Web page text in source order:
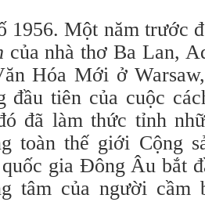
1956. Một năm trước
của nhà thơ Ba Lan,
Hóa Mới ở
đầu tiên của cuộc
đã làm thức tỉnh
toàn thế giới Cộng
gia Ðông Âu bắt
tâm của người